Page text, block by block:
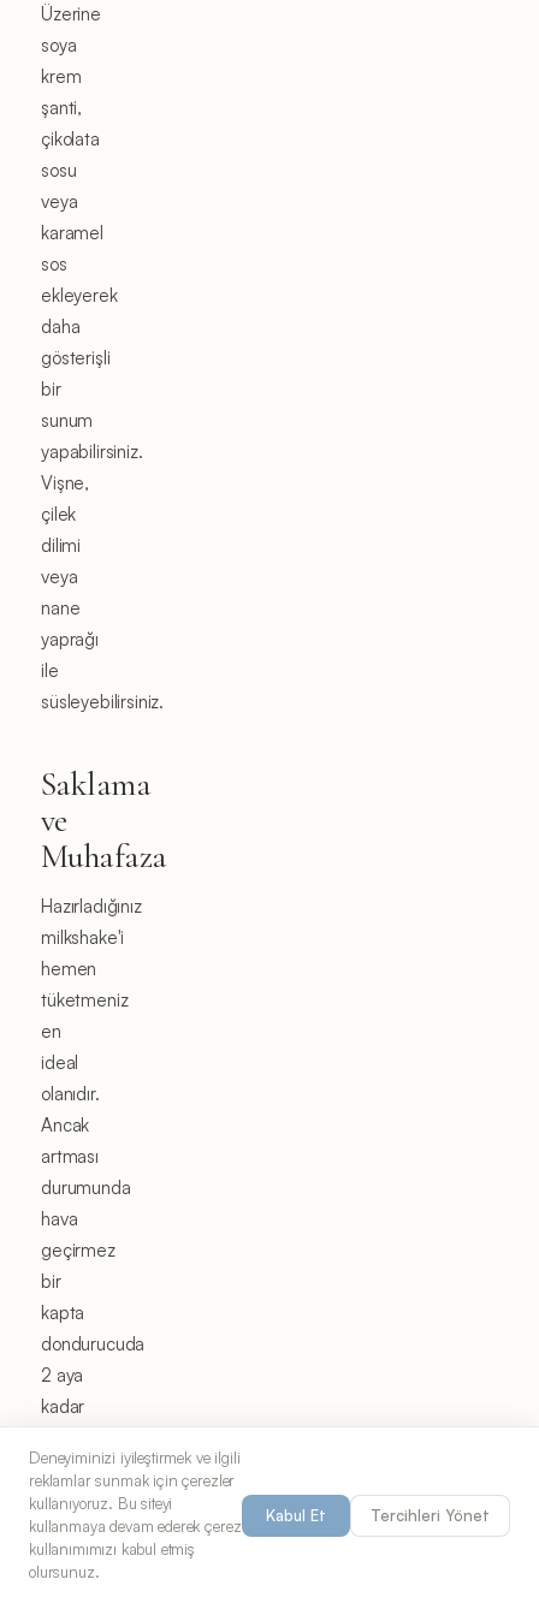
Üzerine
soya
krem
şanti,
çikolata
sosu
veya
karamel
sos
ekleyerek
daha
gösterişli
bir
sunum
yapabilirsiniz.
Vişne,
çilek
dilimi
veya
nane
yaprağı
ile
süsleyebilirsiniz.
Saklama
ve
Muhafaza
Hazırladığınız
milkshake'i
hemen
tüketmeniz
en
ideal
olanıdır.
Ancak
artması
durumunda
hava
geçirmez
bir
kapta
dondurucuda
2 aya
kadar
Çözdürmek
için
buzdolabında
30
Deneyiminizi iyileştirmek ve ilgili
reklamlar sunmak için çerezler
kullanıyoruz. Bu siteyi
kullanmaya devam ederek çerez
kullanımımızı kabul etmiş
olursunuz.
Kabul Et Tercihleri Yönet